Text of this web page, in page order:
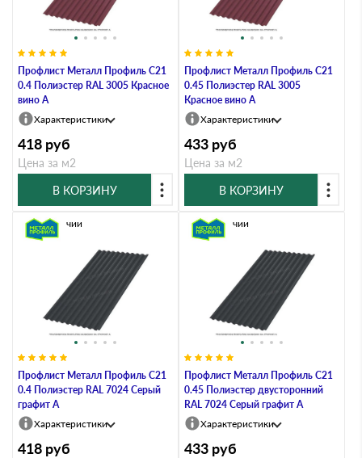
Профлист Металл Профиль C21
0.4 Полиэстер RAL 3005 Красное
вино A
Характеристики
418 руб
Цена за м2
В КОРЗИНУ
Профлист Металл Профиль C21
0.45 Полиэстер RAL 3005
Красное вино A
Характеристики
433 руб
Цена за м2
В КОРЗИНУ
Профлист Металл Профиль C21
0.4 Полиэстер RAL 7024 Серый
графит A
В наличии
Характеристики
418 руб
Профлист Металл Профиль C21
0.45 Полиэстер двусторонний
RAL 7024 Серый графит A
В наличии
Характеристики
433 руб